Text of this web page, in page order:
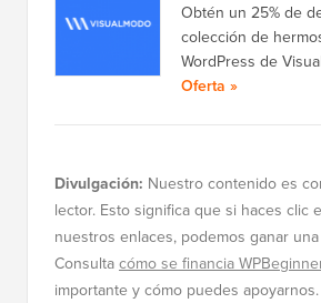
Obtén un 25% de
colección de
WordPress de
Oferta »
Divulgación: Nuestro contenido es
lector. Esto significa que si haces clic
nuestros enlaces, podemos ganar
Consulta cómo se financia
importante y cómo puedes